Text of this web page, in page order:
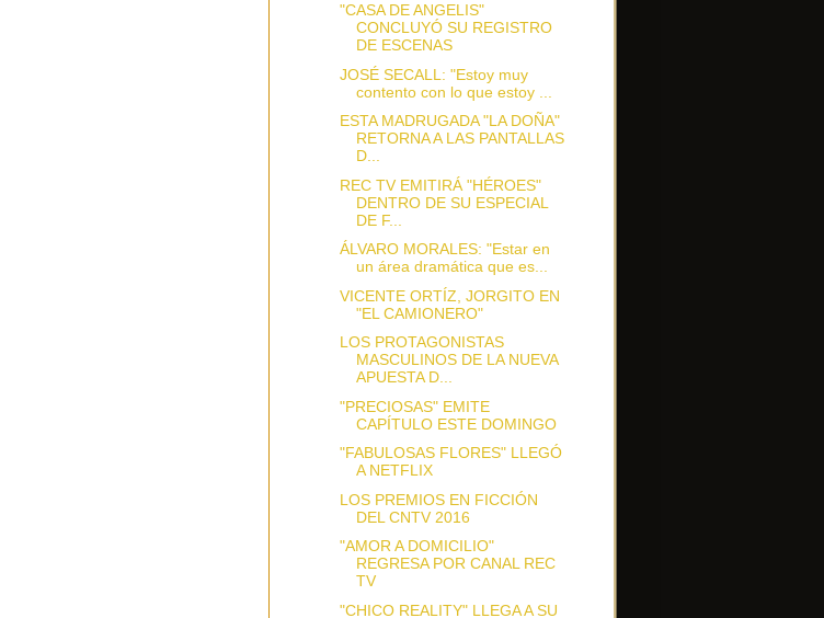
"CASA DE ANGELIS"
CONCLUYÓ SU REGISTRO
DE ESCENAS
JOSÉ SECALL: "Estoy muy
contento con lo que estoy ...
ESTA MADRUGADA "LA DOÑA"
RETORNA A LAS PANTALLAS
D...
REC TV EMITIRÁ "HÉROES"
DENTRO DE SU ESPECIAL
DE F...
ÁLVARO MORALES: "Estar en
un área dramática que es...
VICENTE ORTÍZ, JORGITO EN
"EL CAMIONERO"
LOS PROTAGONISTAS
MASCULINOS DE LA NUEVA
APUESTA D...
"PRECIOSAS" EMITE
CAPÍTULO ESTE DOMINGO
"FABULOSAS FLORES" LLEGÓ
A NETFLIX
LOS PREMIOS EN FICCIÓN
DEL CNTV 2016
"AMOR A DOMICILIO"
REGRESA POR CANAL REC
TV
"CHICO REALITY" LLEGA A SU